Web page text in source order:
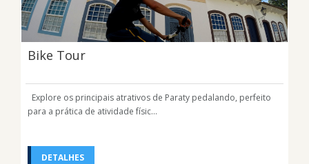
Bike Tour
Explore os principais atrativos de Paraty pedalando, perfeito
para a prática de atividade físic...
DETALHES